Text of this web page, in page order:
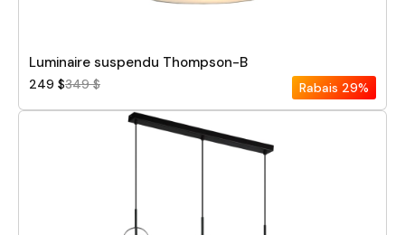
Luminaire suspendu Thompson-B
249 $349 $ Rabais 29%